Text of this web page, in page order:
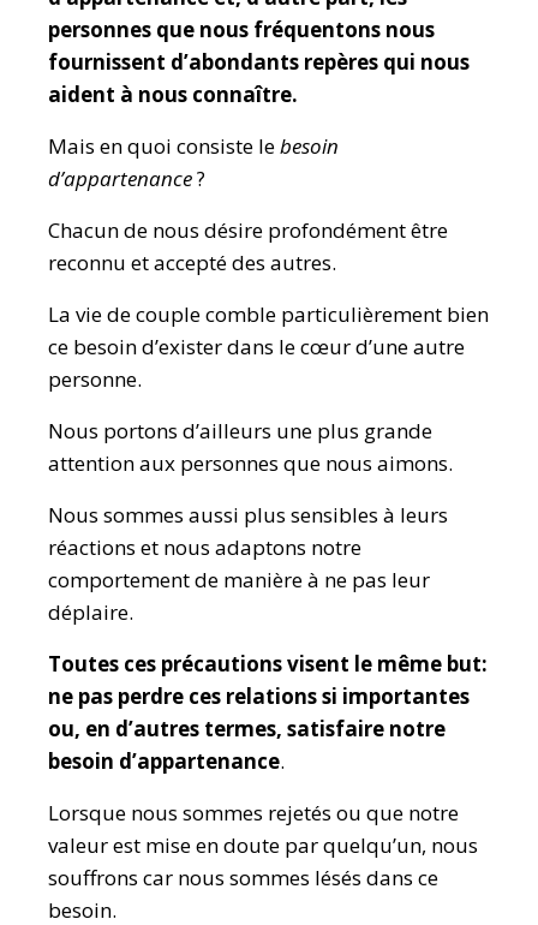
personnes que nous fréquentons nous
fournissent d’abondants repères qui nous
aident à nous connaître.
Mais en quoi consiste lebesoin
d’appartenance?
Chacun de nous désire profondément être
reconnu et accepté des autres.
La vie de couple comble particulièrement bien
ce besoin d’exister dans le cœur d’une autre
personne.
Nous portons d’ailleurs une plus grande
attention aux personnes que nous aimons.
Nous sommes aussi plus sensibles à leurs
réactions et nous adaptons notre
comportement de manière à ne pas leur
déplaire.
Toutes ces précautions visent le même but:
ne pas perdre ces relations si importantes
ou, en d’autres termes, satisfaire notre
besoin d’appartenance.
Lorsque nous sommes rejetés ou que notre
valeur est mise en doute par quelqu’un, nous
souffrons car nous sommes lésés dans ce
besoin.